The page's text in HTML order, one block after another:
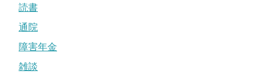
読書
通院
障害年金
雑談